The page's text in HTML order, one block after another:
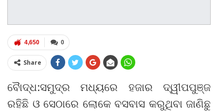
0
4,650
Share
ବୈାଦ୍ଧ:ସମୁଦ୍ର ମଧ୍ୟରେ ହଜାର ଦ୍ୱୀପପୁଞ୍ଜ
ରହିଛି ଓ ସେଠାରେ ଲୋକେ ବସବାସ କରୁଥିବା ଜାଣିଛୁ